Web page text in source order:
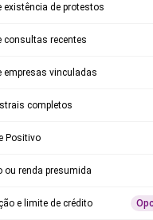
existência de protestos
consultas recentes
empresas vinculadas
completos
Positivo
ou renda presumida
e limite de crédito